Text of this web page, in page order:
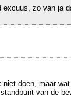
excuus, zo van ja
doen, maar
van de